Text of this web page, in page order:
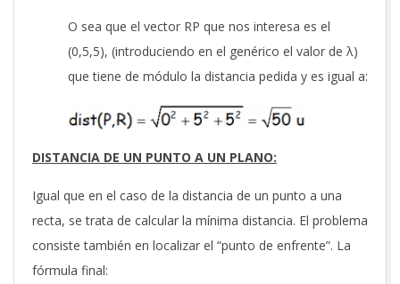
O sea que el vector RP que nos interesa es el
(0,5,5), (introduciendo en el genérico el valor de λ)
que tiene de módulo la distancia pedida y es igual a:
DISTANCIA DE UN PUNTO A UN PLANO:
Igual que en el caso de la distancia de un punto a una
recta, se trata de calcular la mínima distancia. El problema
consiste también en localizar el “punto de enfrente”. La
fórmula final: